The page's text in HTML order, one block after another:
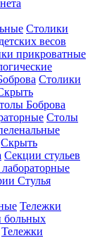
Столики
весов
прикроватные
Столики
Боброва
Столы
Скрыть
Секции стульев
Стулья
Тележки
больных
Тележки